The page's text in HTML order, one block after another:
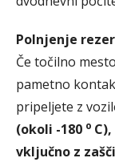
Polnjenje
Če točilno
pametno
pripeljete z
(okoli -180 o
vključno z